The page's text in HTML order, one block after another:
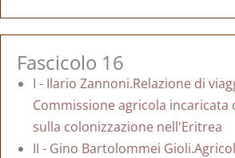
Fascicolo 16
I - Ilario Zannoni.Relazione di
Commissione agricola incaricata
sulla colonizzazione nell'Eritrea
II - Gino Bartolommei